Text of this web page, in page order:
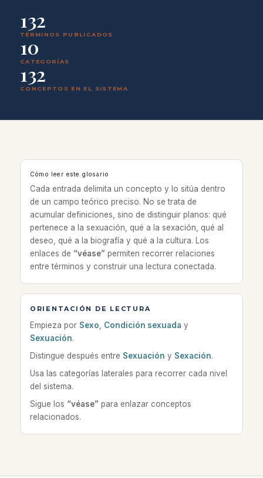
132
TÉRMINOS PUBLICADOS
10
CATEGORÍAS
132
CONCEPTOS EN EL SISTEMA
Cómo leer este glosario
Cada entrada delimita un concepto y lo sitúa dentro
de un campo teórico preciso. No se trata de
acumular definiciones, sino de distinguir planos: qué
pertenece a la sexuación, qué a la sexación, qué al
deseo, qué a la biografía y qué a la cultura. Los
enlaces de “véase” permiten recorrer relaciones
entre términos y construir una lectura conectada.
ORIENTACIÓN DE LECTURA
Empieza por Sexo Condición sexuada y
Sexuación.
Distingue después entre Sexuación y Sexación.
Usa las categorías laterales para recorrer cada nivel
del sistema.
Sigue los “véase” para enlazar conceptos
relacionados.